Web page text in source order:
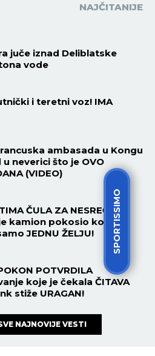
SPORTISSIMO
NAJČITANIJE
juče iznad Deliblatske
vode
i teretni voz! IMA
ambasada u Kongu
neverici što je OVO
(VIDEO)
ČULA ZA NESREĆU!"
kamion pokosio kod
JEDNU ŽELJU!
POTVRDILA
koje je čekala ČITAVA
stiže URAGAN!
NAJNOVIJE VESTI